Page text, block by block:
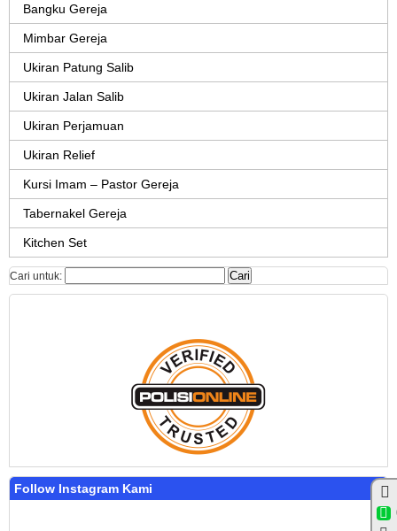
Bangku Gereja
Mimbar Gereja
Ukiran Patung Salib
Ukiran Jalan Salib
Ukiran Perjamuan
Ukiran Relief
Kursi Imam – Pastor Gereja
Tabernakel Gereja
Kitchen Set
Cari untuk:
Follow Instagram Kami